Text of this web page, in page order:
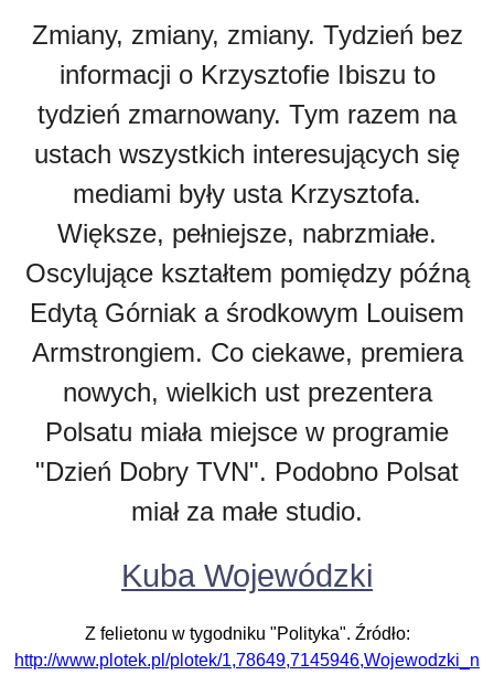
Zmiany, zmiany, zmiany. Tydzień bez
informacji o Krzysztofie Ibiszu to
tydzień zmarnowany. Tym razem na
ustach wszystkich interesujących się
mediami były usta Krzysztofa.
Większe, pełniejsze, nabrzmiałe.
Oscylujące kształtem pomiędzy późną
Edytą Górniak a środkowym Louisem
Armstrongiem. Co ciekawe, premiera
nowych, wielkich ust prezentera
Polsatu miała miejsce w programie
"Dzień Dobry TVN". Podobno Polsat
miał za małe studio.
Kuba Wojewódzki
Z felietonu w tygodniku "Polityka". Źródło:
http://www.plotek.pl/plotek/1,78649,7145946,Wojewodzki_n